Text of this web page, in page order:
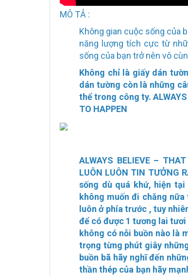
MÔ TẢ :
Không gian cuộc sống của
năng lượng tích cực từ
sống của bạn trở nên vô
Không chỉ là giấy dán
dán tường còn là những
thể trong công ty.
TO HAPPEN
ALWAYS BELIEVE –
LUÔN LUÔN TIN TƯỞNG
sống dù quá khứ, hiện
không muốn đi chăng
luôn ở phía trước , tuy
để có được 1 tương lai tươi
không có nỗi buồn nào là
trọng từng phút giây
buồn bã hãy nghĩ đến
thần thép của bạn hãy